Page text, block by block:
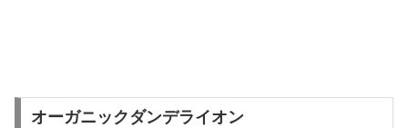
オーガニックダンデライオン